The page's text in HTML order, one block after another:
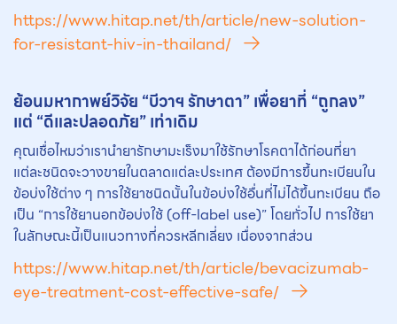
https://www.hitap.net/th/article/new-solution-
for-resistant-hiv-in-thailand/
ย้อนมหากาพย์วิจัย “บีวาฯ รักษาตา” เพื่อยาที่ “ถูกลง”
แต่ “ดีและปลอดภัย” เท่าเดิม
คุณเชื่อไหมว่าเรานำยารักษามะเร็งมาใช้รักษาโรคตาได้ก่อนที่ยา
แต่ละชนิดจะวางขายในตลาดแต่ละประเทศ ต้องมีการขึ้นทะเบียนใน
ข้อบ่งใช้ต่าง ๆ การใช้ยาชนิดนั้นในข้อบ่งใช้อื่นที่ไม่ได้ขึ้นทะเบียน ถือ
เป็น “การใช้ยานอกข้อบ่งใช้ (off-label use)” โดยทั่วไป การใช้ยา
ในลักษณะนี้เป็นแนวทางที่ควรหลีกเลี่ยง เนื่องจากส่วน
https://www.hitap.net/th/article/bevacizumab-
eye-treatment-cost-effective-safe/